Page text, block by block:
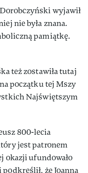
wyjawił
nie była znana.
pamiątkę.
też zostawiła tutaj
początku tej Mszy
Najświętszym
800-lecia
jest patronem
okazji ufundowało
że Joanna